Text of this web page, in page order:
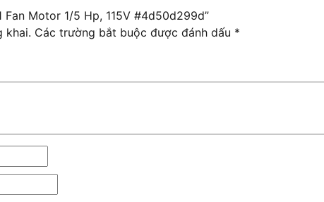
Motor 1/5 Hp, 115V #4d50d299d”
khai. Các trường bắt buộc được đánh dấu *